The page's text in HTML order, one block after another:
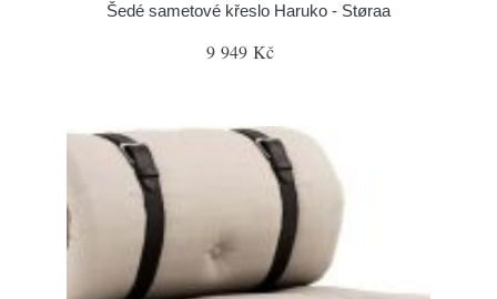
Šedé sametové křeslo Haruko - Støraa
9 949 Kč